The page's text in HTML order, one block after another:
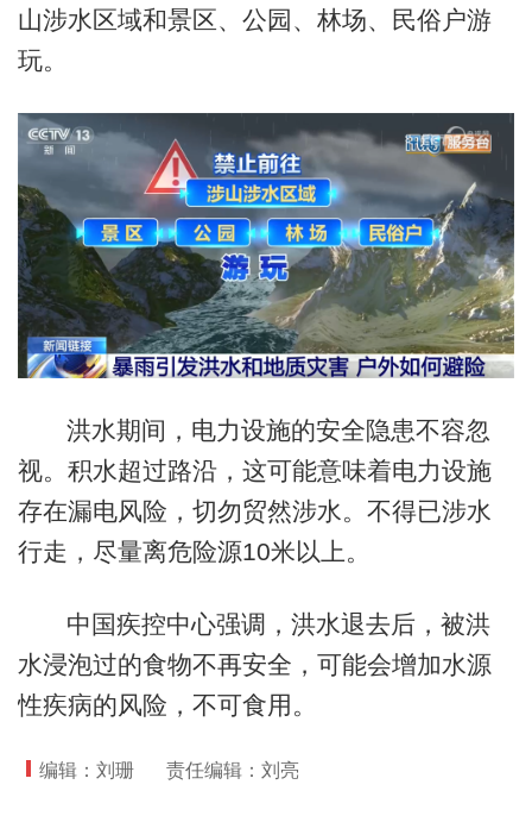
山涉水区域和景区、公园、林场、民俗户游
玩。
洪水期间，电力设施的安全隐患不容忽
视。积水超过路沿，这可能意味着电力设施
存在漏电风险，切勿贸然涉水。不得已涉水
行走，尽量离危险源10米以上。
中国疾控中心强调，洪水退去后，被洪
水浸泡过的食物不再安全，可能会增加水源
性疾病的风险，不可食用。
编辑：刘珊 责任编辑：刘亮